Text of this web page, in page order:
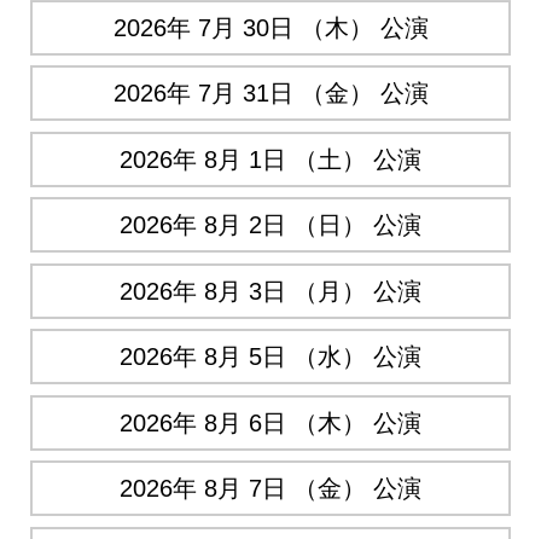
2026年 7月 30日 （木） 公演
2026年 7月 31日 （金） 公演
2026年 8月 1日 （土） 公演
2026年 8月 2日 （日） 公演
2026年 8月 3日 （月） 公演
2026年 8月 5日 （水） 公演
2026年 8月 6日 （木） 公演
2026年 8月 7日 （金） 公演